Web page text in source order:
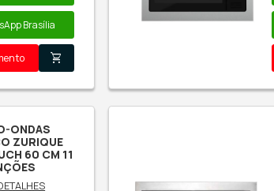
WhatsApp
WhatsApp
paid